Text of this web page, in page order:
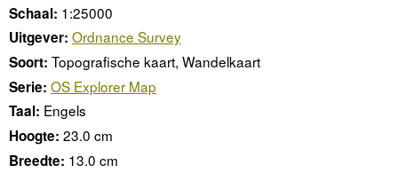
Schaal: 1:25000
Uitgever: Ordnance Survey
Soort: Topografische kaart, Wandelkaart
Serie: OS Explorer Map
Taal: Engels
Hoogte: 23.0 cm
Breedte: 13.0 cm